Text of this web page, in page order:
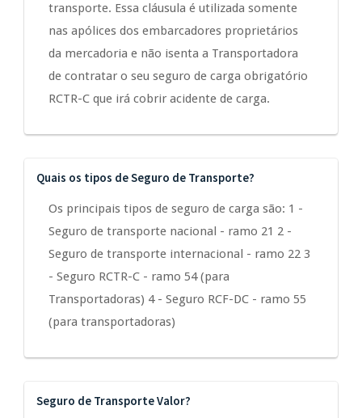
transporte. Essa cláusula é utilizada somente
nas apólices dos embarcadores proprietários
da mercadoria e não isenta a Transportadora
de contratar o seu seguro de carga obrigatório
RCTR-C que irá cobrir acidente de carga.
Quais os tipos de Seguro de Transporte?
Os principais tipos de seguro de carga são: 1 -
Seguro de transporte nacional - ramo 21 2 -
Seguro de transporte internacional - ramo 22 3
- Seguro RCTR-C - ramo 54 (para
Transportadoras) 4 - Seguro RCF-DC - ramo 55
(para transportadoras)
Seguro de Transporte Valor?